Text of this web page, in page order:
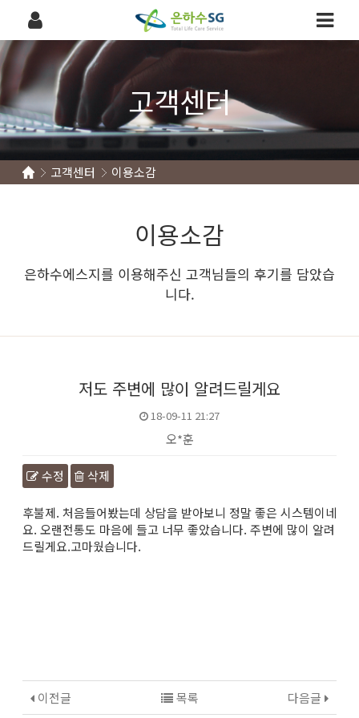
고객센터
고객센터 이용소감
이용소감
은하수에스지를 이용해주신 고객님들의 후기를 담았습
니다.
저도 주변에 많이 알려드릴게요
18-09-11 21:27
오*훈
수정 삭제
본문
후불제. 처음들어봤는데 상담을 받아보니 정말 좋은 시스템이네
요. 오랜전통도 마음에 들고 너무 좋았습니다. 주변에 많이 알려
드릴게요.고마웠습니다.
이전글 다음글
목록